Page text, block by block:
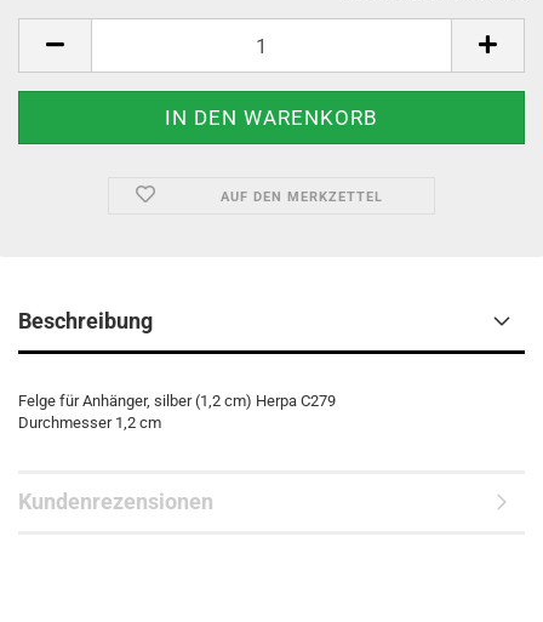
AUF DEN MERKZETTEL
Beschreibung
Felge für Anhänger, silber (1,2 cm) Herpa C279
Durchmesser 1,2 cm
Kundenrezensionen